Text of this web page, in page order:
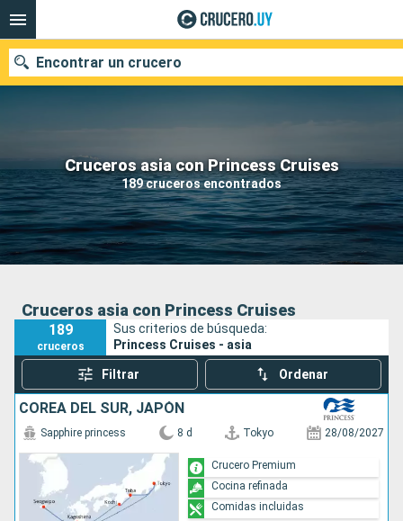
Cruceros asia con Princess Cruises
189 cruceros encontrados
Encontrar un crucero
Nuestros destinos
Fecha de salida
Puertos Compañías
Cruceros asia con Princess Cruises
189
cruceros
Sus criterios de búsqueda:
Princess Cruises - asia
Filtrar Ordenar
COREA DEL SUR, JAPÓN
Sapphire princess 8 d Tokyo 28/08/2027
Crucero Premium
Cocina refinada
Comidas incluidas